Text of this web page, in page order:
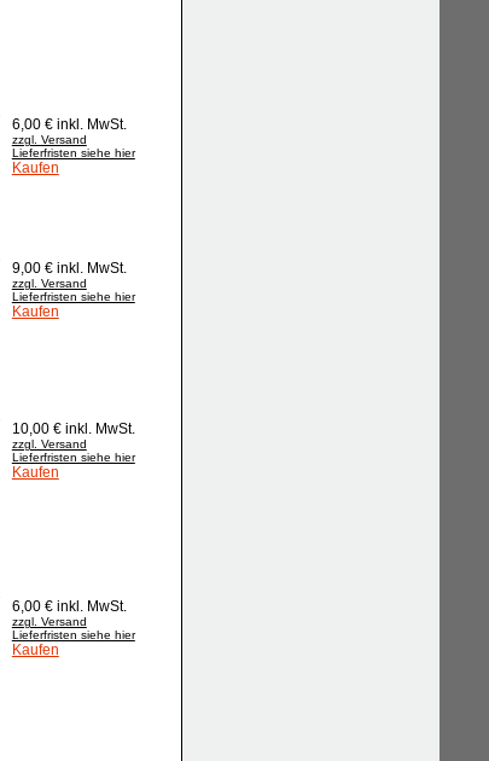
6,00 € inkl. MwSt.
zzgl. Versand
Lieferfristen siehe hier
Kaufen
9,00 € inkl. MwSt.
zzgl. Versand
Lieferfristen siehe hier
Kaufen
10,00 € inkl. MwSt.
zzgl. Versand
Lieferfristen siehe hier
Kaufen
6,00 € inkl. MwSt.
zzgl. Versand
Lieferfristen siehe hier
Kaufen